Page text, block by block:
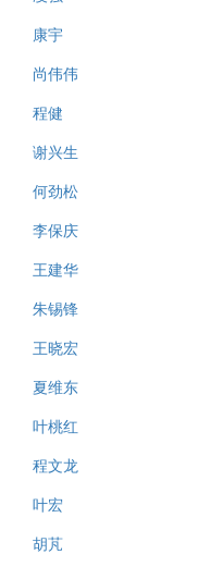
康宇
尚伟伟
程健
谢兴生
何劲松
李保庆
王建华
朱锡锋
王晓宏
夏维东
叶桃红
程文龙
叶宏
胡芃